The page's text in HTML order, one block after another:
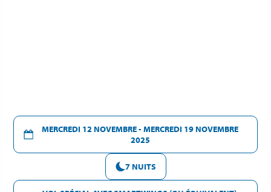
MERCREDI 12 NOVEMBRE - MERCREDI 19 NOVEMBRE
2025
7 NUITS